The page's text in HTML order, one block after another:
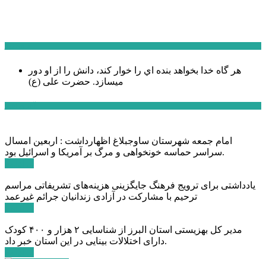
هر گاه خدا بخواهد بنده اي را خوار كند، دانش را از او دور
میسازد. حضرت علی (ع)
امام جمعه شهرستان ساوجبلاغ اظهارداشت : اربعین امسال
سراسر حماسه خونخواهی و مرگ بر آمریکا و اسرائیل بود.
یادداشتی برای ترویج فرهنگ جایگزینی هزینه‌های تشریفاتی مراسم
ترحیم با مشارکت در آزادی زندانیان جرائم غیرعمد
مدیر کل بهزیستی استان البرز از شناسایی ۲ هزار و ۴۰۰ کودک
دارای اختلالات بینایی در این استان خبر داد.